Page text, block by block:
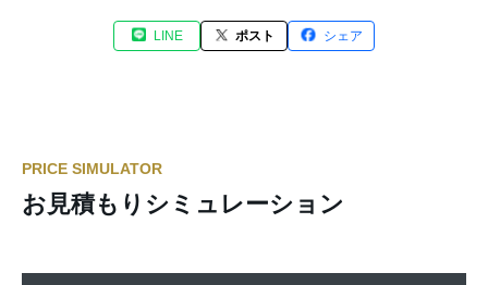
LINE ポスト シェア
PRICE SIMULATOR
お見積もりシミュレーション